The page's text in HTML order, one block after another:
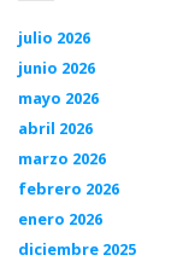
julio 2026
junio 2026
mayo 2026
abril 2026
marzo 2026
febrero 2026
enero 2026
diciembre 2025